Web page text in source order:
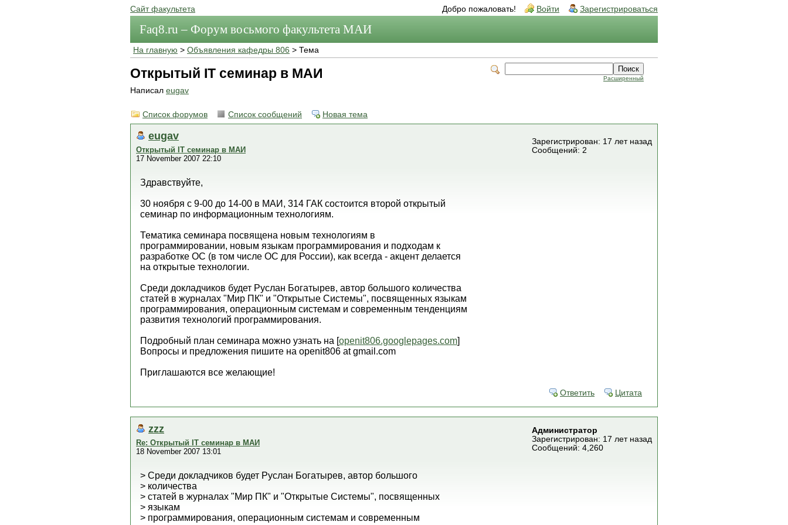
Сайт факультета Добро пожаловать! Войти Зарегистрироваться
Faq8.ru – Форум восьмого факультета МАИ
На главную > Объявления кафедры 806 > Тема
Расширенный
Открытый IT семинар в МАИ
Написал eugav
Список форумов Список сообщений Новая тема
eugav
Открытый IT семинар в МАИ
17 November 2007 22:10
Зарегистрирован: 17 лет назад
Сообщений: 2
Здравствуйте,
30 ноября с 9-00 до 14-00 в МАИ, 314 ГАК состоится второй открытый
семинар по информационным технологиям.
Тематика семинара посвящена новым технологиям в
программировании, новым языкам программирования и подходам к
разработке ОС (в том числе ОС для России), как всегда - акцент делается
на открытые технологии.
Среди докладчиков будет Руслан Богатырев, автор большого количества
статей в журналах "Мир ПК" и "Открытые Системы", посвященных языкам
программирования, операционным системам и современным тенденциям
развития технологий программирования.
Подробный план семинара можно узнать на [openit806.googlepages.com]
Вопросы и предложения пишите на openit806 at gmail.com
Приглашаются все желающие!
Ответить Цитата
zzz
Re: Открытый IT семинар в МАИ
18 November 2007 13:01
Администратор
Зарегистрирован: 17 лет назад
Сообщений: 4,260
> Среди докладчиков будет Руслан Богатырев, автор большого
> количества
> статей в журналах "Мир ПК" и "Открытые Системы", посвященных
> языкам
> программирования, операционным системам и современным